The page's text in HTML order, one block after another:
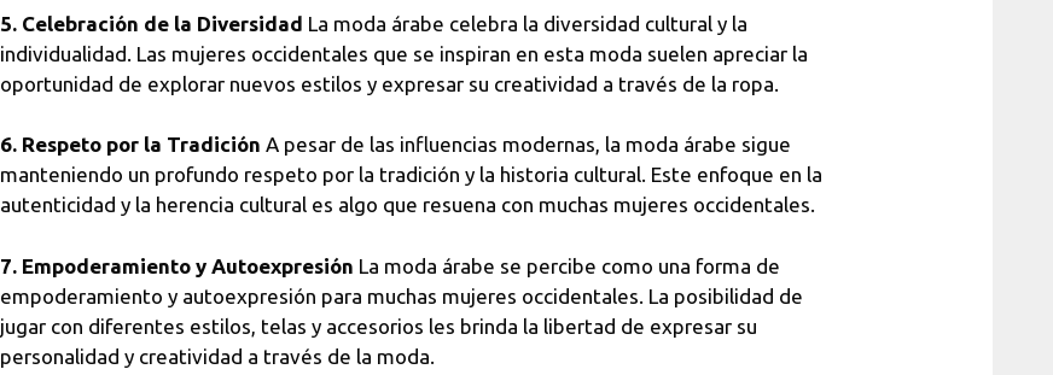
5. Celebración de la Diversidad La moda árabe celebra la diversidad cultural y la
individualidad. Las mujeres occidentales que se inspiran en esta moda suelen apreciar la
oportunidad de explorar nuevos estilos y expresar su creatividad a través de la ropa.
6. Respeto por la Tradición A pesar de las influencias modernas, la moda árabe sigue
manteniendo un profundo respeto por la tradición y la historia cultural. Este enfoque en la
autenticidad y la herencia cultural es algo que resuena con muchas mujeres occidentales.
7. Empoderamiento y Autoexpresión La moda árabe se percibe como una forma de
empoderamiento y autoexpresión para muchas mujeres occidentales. La posibilidad de
jugar con diferentes estilos, telas y accesorios les brinda la libertad de expresar su
personalidad y creatividad a través de la moda.